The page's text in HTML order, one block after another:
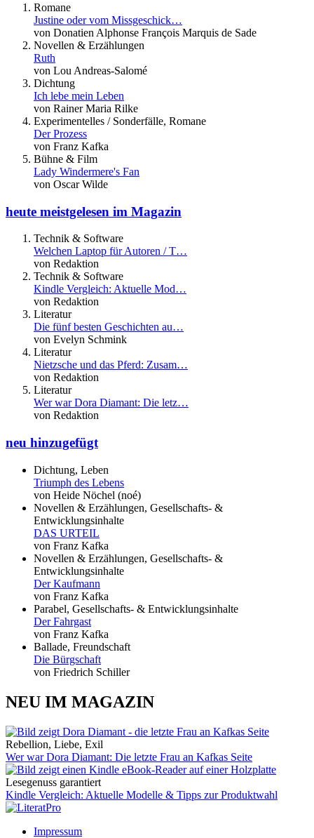
Romane
Justine oder vom Missgeschick…
von Donatien Alphonse François Marquis de Sade
Novellen & Erzählungen
Ruth
von Lou Andreas-Salomé
Dichtung
Ich lebe mein Leben
von Rainer Maria Rilke
Experimentelles / Sonderfälle, Romane
Der Prozess
von Franz Kafka
Bühne & Film
Lady Windermere's Fan
von Oscar Wilde
heute meistgelesen im Magazin
Technik & Software
Welchen Laptop für Autoren / T…
von Redaktion
Technik & Software
Kindle Vergleich: Aktuelle Mod…
von Redaktion
Literatur
Die fünf besten Geschichten au…
von Evelyn Schmink
Literatur
Nietzsche und das Pferd: Zusam…
von Redaktion
Literatur
Wer war Dora Diamant: Die letz…
von Redaktion
neu hinzugefügt
Dichtung, Leben
Triumph des Lebens
von Heide Nöchel (noé)
Novellen & Erzählungen, Gesellschafts- &
Entwicklungsinhalte
DAS URTEIL
von Franz Kafka
Novellen & Erzählungen, Gesellschafts- &
Entwicklungsinhalte
Der Kaufmann
von Franz Kafka
Parabel, Gesellschafts- & Entwicklungsinhalte
Der Fahrgast
von Franz Kafka
Ballade, Freundschaft
Die Bürgschaft
von Friedrich Schiller
NEU IM MAGAZIN
Rebellion, Liebe, Exil
Wer war Dora Diamant: Die letzte Frau an Kafkas Seite
Lesegenuss garantiert
Kindle Vergleich: Aktuelle Modelle & Tipps zur Produktwahl
Impressum